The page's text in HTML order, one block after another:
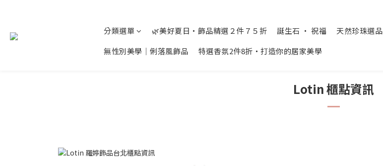
分類選單 🌿美好夏日‧飾品精選２件７５折 誕生石 ‧ 祝福 天然珍珠選品
無性別美學│俐落風飾品
特選香氛2件8折‧打造你的居家美學
Lotin 櫃點資訊